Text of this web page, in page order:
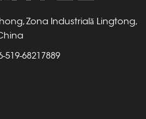
Zona Industrială Lingtong,
519-68217889